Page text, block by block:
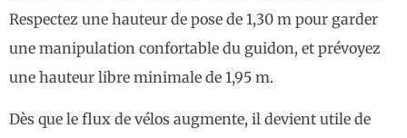
Respectez une hauteur de pose de 1,30 m pour garder
une manipulation confortable du guidon, et prévoyez
une hauteur libre minimale de 1,95 m.
Dès que le flux de vélos augmente, il devient utile de